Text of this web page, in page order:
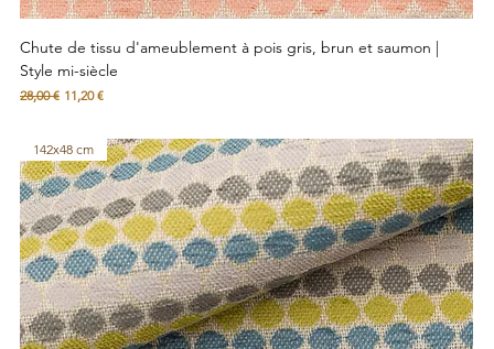
Chute de tissu d'ameublement à pois gris, brun et saumon |
Style mi-siècle
Prix original
28,00 € Prix promotionnel
11,20 €
142x48 cm